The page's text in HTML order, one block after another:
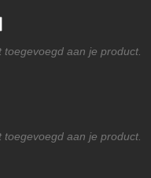
aan je product.
aan je product.